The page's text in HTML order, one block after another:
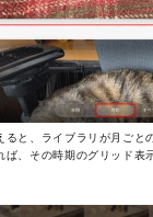
と、ライブラリが月ごと
ば、その時期のグリッド表